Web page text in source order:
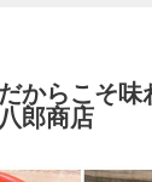
からこそ味
郎商店